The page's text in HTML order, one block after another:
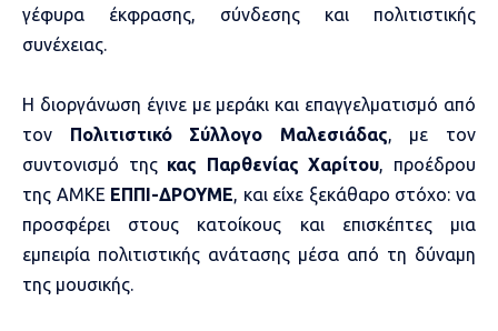
γέφυρα έκφρασης, σύνδεσης και πολιτιστικής
συνέχειας.
Η διοργάνωση έγινε με μεράκι και επαγγελματισμό από
τον Πολιτιστικό Σύλλογο Μαλεσιάδας, με τον
συντονισμό της κας Παρθενίας Χαρίτου, προέδρου
της ΑΜΚΕ ΕΠΠΙ-ΔΡΟΥΜΕ, και είχε ξεκάθαρο στόχο: να
προσφέρει στους κατοίκους και επισκέπτες μια
εμπειρία πολιτιστικής ανάτασης μέσα από τη δύναμη
της μουσικής.